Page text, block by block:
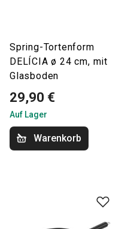
Spring-Tortenform
DELÍCIA ø 24 cm, mit
Glasboden
29,90 €
Auf Lager
Warenkorb